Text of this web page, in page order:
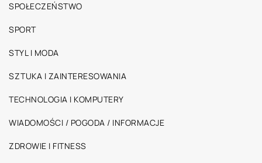
SPOŁECZEŃSTWO
SPORT
STYL I MODA
SZTUKA I ZAINTERESOWANIA
TECHNOLOGIA I KOMPUTERY
WIADOMOŚCI / POGODA / INFORMACJE
ZDROWIE I FITNESS